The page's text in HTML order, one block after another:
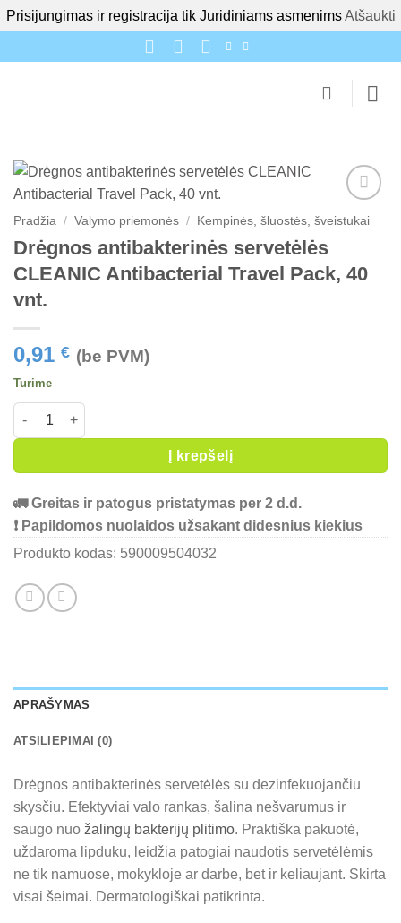
Prisijungimas ir registracija tik Juridiniams asmenimsAtšaukti
to
Pradžia / Valymo priemonės / Kempinės, šluostės, šveistukai
Drėgnos antibakterinės servetėlės
CLEANIC Antibacterial Travel Pack, 40
vnt.
0,91 € (be PVM)
Turime
produkto kiekis: Drėgnos antibakterinės servetėlės CLEANIC
Į krepšelį
🚛 Greitas ir patogus pristatymas per 2 d.d.
❗ Papildomos nuolaidos užsakant didesnius kiekius
Produkto kodas: 590009504032
APRAŠYMAS
ATSILIEPIMAI (0)
Drėgnos antibakterinės servetėlės su dezinfekuojančiu
skysčiu. Efektyviai valo rankas, šalina nešvarumus ir
saugo nuo žalingų bakterijų plitimo. Praktiška pakuotė,
uždaroma lipduku, leidžia patogiai naudotis servetėlėmis
ne tik namuose, mokykloje ar darbe, bet ir keliaujant. Skirta
visai šeimai. Dermatologiškai patikrinta.